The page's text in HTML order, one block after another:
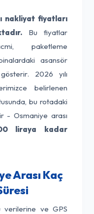
nakliyat fiyatları
Bu fiyatlar
paketleme
asansör
2026 yılı
belirlenen
bu rotadaki
- Osmaniye arası
liraya kadar
Arası Kaç
verilerine ve GPS